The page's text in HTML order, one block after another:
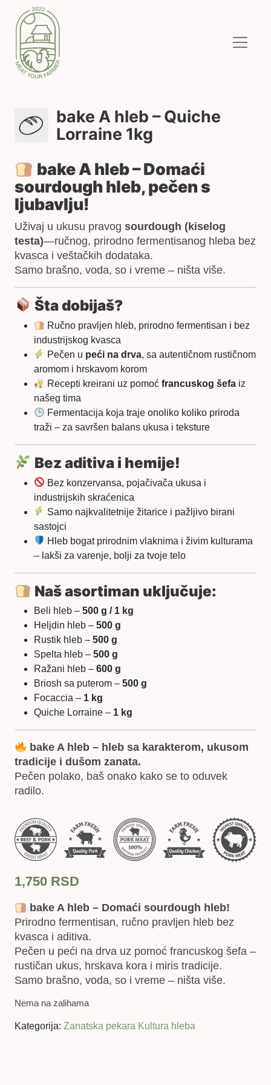
bake A hleb – Quiche
Lorraine 1kg
bake A hleb – Domaći
sourdough hleb, pečen s
ljubavlju!
Uživaj u ukusu pravog sourdough (kiselog
testa)—ručnog, prirodno fermentisanog hleba bez
kvasca i veštačkih dodataka.
Samo brašno, voda, so i vreme – ništa više.
Šta dobijaš?
Ručno pravljen hleb, prirodno fermentisan i bez
industrijskog kvasca
Pečen u peći na drva, sa autentičnom rustičnom
aromom i hrskavom korom
Recepti kreirani uz pomoćfrancuskog šefa iz
našeg tima
Fermentacija koja traje onoliko koliko priroda
traži – za savršen balans ukusa i teksture
Bez aditiva i hemije!
Bez konzervansa, pojačivača ukusa i
industrijskih skraćenica
Samo najkvalitetnije žitarice i pažljivo birani
sastojci
Hleb bogat prirodnim vlaknima i živim kulturama
– lakši za varenje, bolji za tvoje telo
Naš asortiman uključuje:
Beli hleb – 500 g / 1 kg
Heljdin hleb – 500 g
Rustik hleb – 500 g
Spelta hleb – 500 g
Ražani hleb – 600 g
Briosh sa puterom – 500 g
Focaccia – 1 kg
Quiche Lorraine – 1 kg
bake A hleb – hleb sa karakterom, ukusom
tradicije i dušom zanata.
Pečen polako, baš onako kako se to oduvek
radilo.
1,750 RSD
bake A hleb – Domaći sourdough hleb!
Prirodno fermentisan, ručno pravljen hleb bez
kvasca i aditiva.
Pečen u peći na drva uz pomoć francuskog šefa –
rustičan ukus, hrskava kora i miris tradicije.
Samo brašno, voda, so i vreme – ništa više.
Nema na zalihama
Kategorija: Zanatska pekara Kultura hleba